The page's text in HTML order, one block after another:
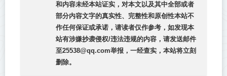
和内容未经本站证实，对本文以及其中全部或者
部分内容文字的真实性、完整性和原创性本站不
作任何保证或承诺，请读者仅作参考，如发现本
站有涉嫌抄袭侵权/违法违规的内容，请发送邮件
至25538@qq.com举报，一经查实，本站将立刻
删除。